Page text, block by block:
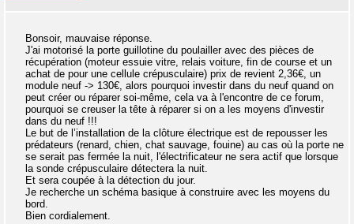
Bonsoir, mauvaise réponse.
J'ai motorisé la porte guillotine du poulailler avec des pièces de
récupération (moteur essuie vitre, relais voiture, fin de course et un
achat de pour une cellule crépusculaire) prix de revient 2,36€, un
module neuf -> 130€, alors pourquoi investir dans du neuf quand on
peut créer ou réparer soi-même, cela va à l'encontre de ce forum,
pourquoi se creuser la tête à réparer si on a les moyens d'investir
dans du neuf !!!
Le but de l’installation de la clôture électrique est de repousser les
prédateurs (renard, chien, chat sauvage, fouine) au cas où la porte ne
se serait pas fermée la nuit, l'électrificateur ne sera actif que lorsque
la sonde crépusculaire détectera la nuit.
Et sera coupée à la détection du jour.
Je recherche un schéma basique à construire avec les moyens du
bord.
Bien cordialement.